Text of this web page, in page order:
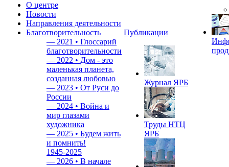
О центре
Новости
Направления деятельности
Благотворительность
— 2021 • Глоссарий
благотворительности
— 2022 • Дом - это
маленькая планета,
созданная любовью
— 2023 • От Руси до
России
— 2024 • Война и
мир глазами
художника
— 2025 • Будем жить
и помнить!
1945-2025
— 2026 • В начале
Публикации
Журнал ЯРБ
Труды НТЦ
ЯРБ